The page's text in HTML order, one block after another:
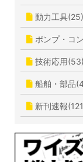
動力工具(25)
ポンプ・コ
技術応用(53)
船舶・部品
新刊速報